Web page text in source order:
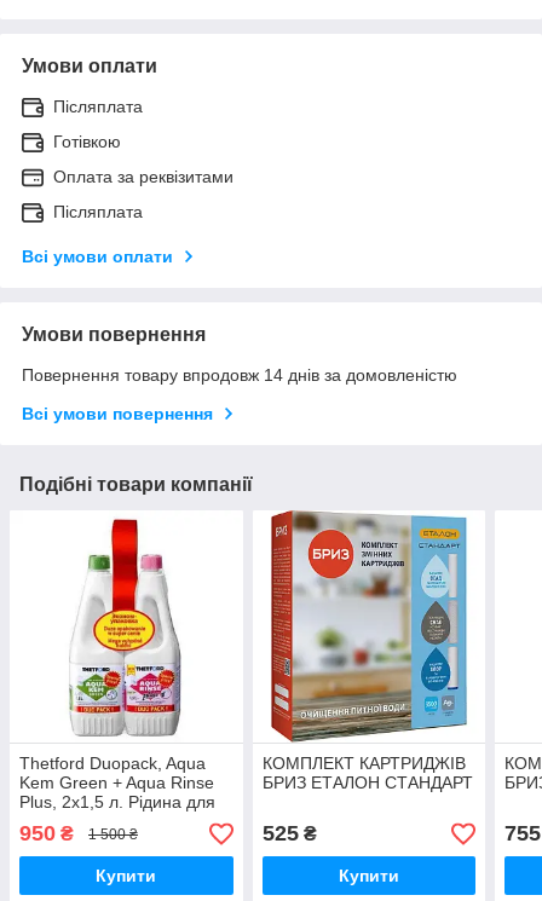
Умови оплати
Післяплата
Готівкою
Оплата за реквізитами
Післяплата
Всі умови оплати
Умови повернення
Повернення товару впродовж 14 днів за домовленістю
Всі умови повернення
Подібні товари компанії
Thetford Duopack, Aqua
Kem Green + Aqua Rinse
Plus, 2x1,5 л. Рідина для
біотуалетів ДУОПАК.
950 ₴ 1 500 ₴
Купити
КОМПЛЕКТ КАРТРИДЖІВ
БРИЗ ЕТАЛОН СТАНДАРТ
525₴
Купити
755